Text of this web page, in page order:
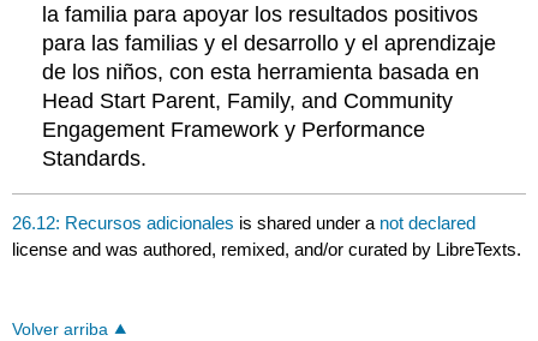
la familia para apoyar los resultados positivos
para las familias y el desarrollo y el aprendizaje
de los niños, con esta herramienta basada en
Head Start Parent, Family, and Community
Engagement Framework y Performance
Standards.
26.12: Recursos adicionales is shared under a not declared
license and was authored, remixed, and/or curated by LibreTexts.
Volver arriba